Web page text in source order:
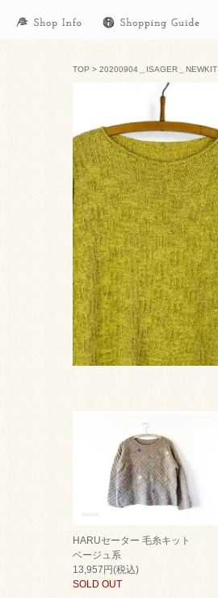
TOP > 20200904＿ISAGER＿NEWKIT
HARUセーター 毛糸キット
ベージュ系
13,957円(税込)
SOLD OUT